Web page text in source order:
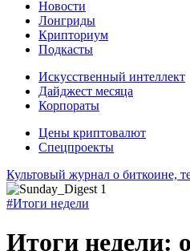
Новости
Лонгриды
Крипториум
Подкасты
Искусственный интеллект
Дайджест месяца
Корпораты
Цены криптовалют
Спецпроекты
Культовый журнал о биткоине,
#Итоги недели
Итоги недели: